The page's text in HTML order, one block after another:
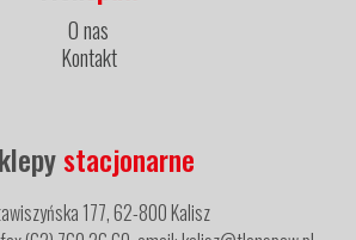
O nas
Kontakt
stacjonarne
177, 62-800 Kalisz